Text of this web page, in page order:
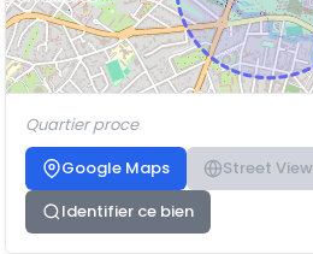
Quartier proce
Google Maps
Street View
Identifier ce bien